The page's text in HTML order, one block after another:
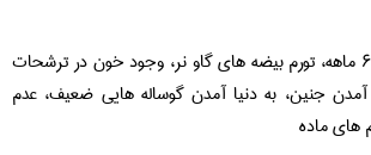
سقط جنین ۵ تا ۶ ماهه، تورم بیضه های گاو نر، وجود خون در ترشحات
آمدن جنین، به دنیا آمدن گوساله هایی ضعیف، عدم
های ماده